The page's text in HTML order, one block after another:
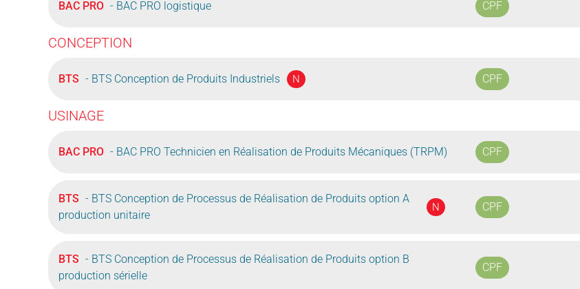
BAC PRO - BAC PRO logistique CPF
CONCEPTION
BTS - BTS Conception de Produits Industriels N CPF
USINAGE
BAC PRO - BAC PRO Technicien en Réalisation de Produits Mécaniques (TRPM) CPF
BTS - BTS Conception de Processus de Réalisation de Produits option A
production unitaire
N CPF
BTS - BTS Conception de Processus de Réalisation de Produits option B
production sérielle
CPF